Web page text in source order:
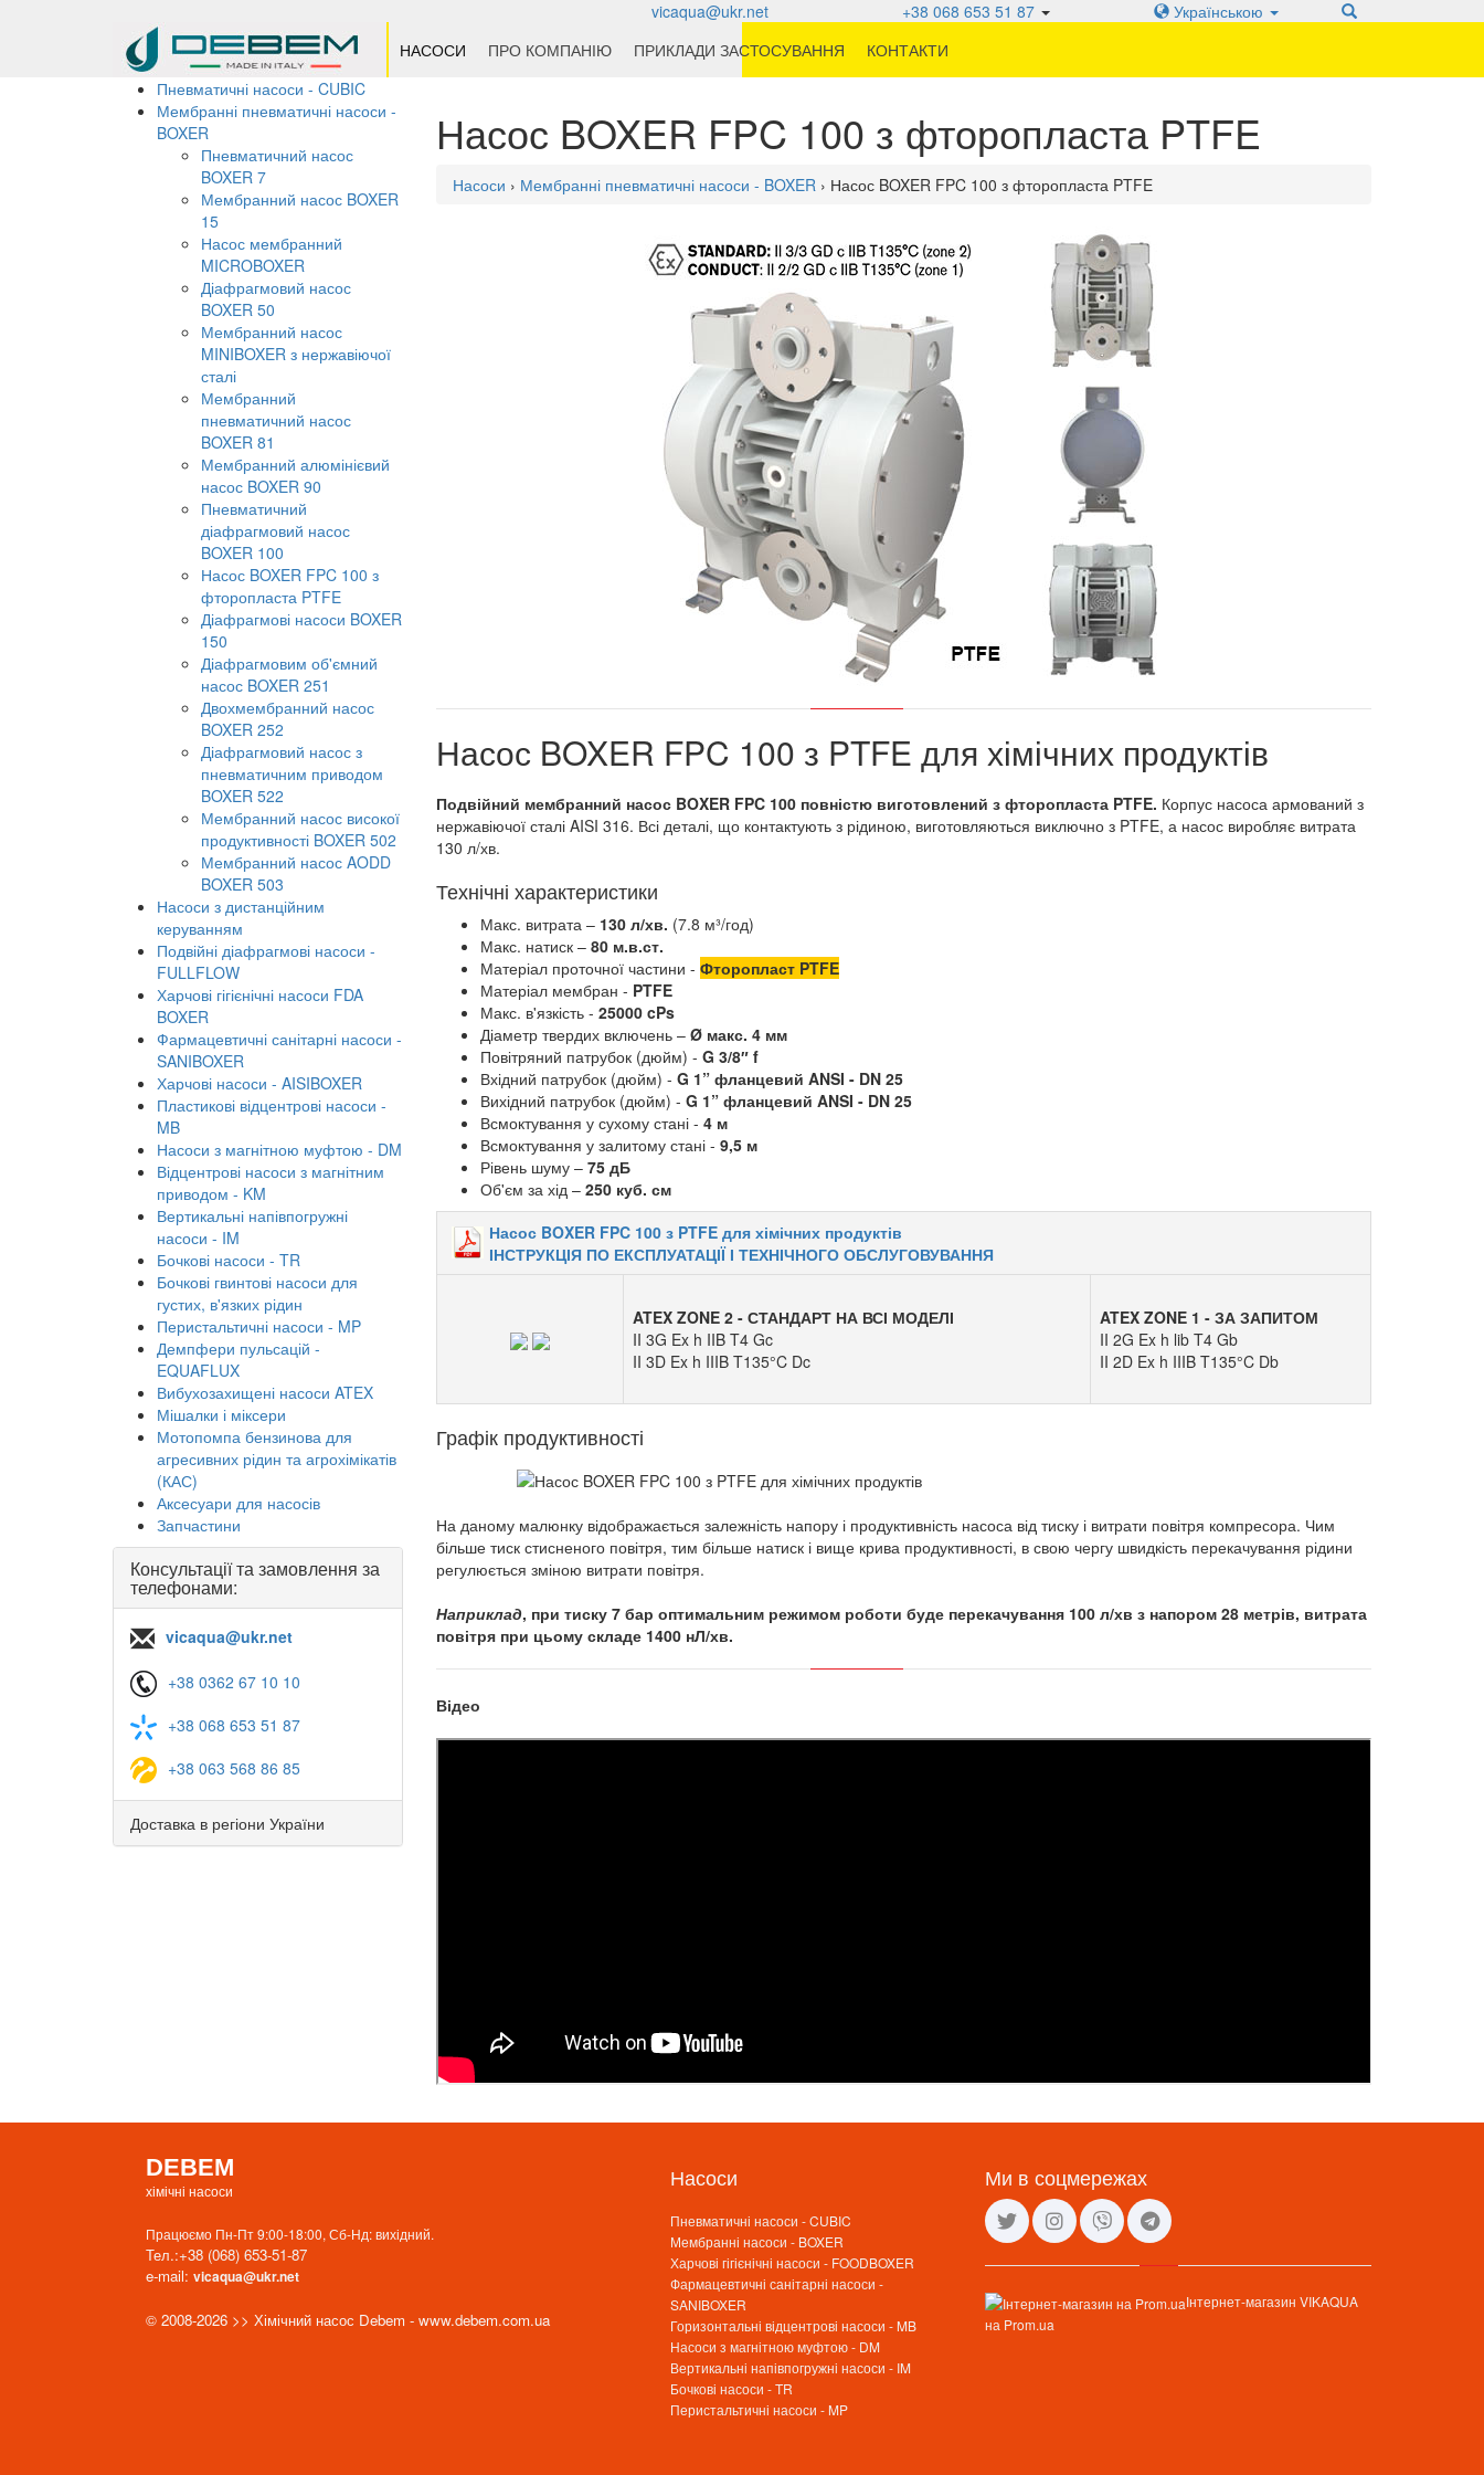
vicaqua@ukr.net +38 068 653 51 87
Українською
НАСОСИ
ПРО КОМПАНІЮ ПРИКЛАДИ ЗАСТОСУВАННЯ
КОНТАКТИ
Пневматичні насоси - CUBIC
Мембранні пневматичні насоси -
BOXER
Пневматичний насос
BOXER 7
Мембранний насос BOXER
15
Насос мембранний
MICROBOXER
Діафрагмовий насос
BOXER 50
Мембранний насос
MINIBOXER з нержавіючої
сталі
Мембранний
пневматичний насос
BOXER 81
Мембранний алюмінієвий
насос BOXER 90
Пневматичний
діафрагмовий насос
BOXER 100
Насос BOXER FPC 100 з
фторопласта PTFE
Діафрагмові насоси BOXER
150
Діафрагмовим об'ємний
насос BOXER 251
Двохмембранний насос
BOXER 252
Діафрагмовий насос з
пневматичним приводом
BOXER 522
Мембранний насос високої
продуктивності BOXER 502
Мембранний насос AODD
BOXER 503
Насоси з дистанційним
керуванням
Подвійні діафрагмові насоси -
FULLFLOW
Харчові гігієнічні насоси FDA
BOXER
Фармацевтичні санітарні насоси -
SANIBOXER
Харчові насоси - AISIBOXER
Пластикові відцентрові насоси -
MB
Насоси з магнітною муфтою - DM
Відцентрові насоси з магнітним
приводом - KM
Вертикальні напівпогружні
насоси - IM
Бочкові насоси - TR
Бочкові гвинтові насоси для
густих, в'язких рідин
Перистальтичні насоси - MP
Демпфери пульсацій -
EQUAFLUX
Вибухозахищені насоси ATEX
Мішалки і міксери
Мотопомпа бензинова для
агресивних рідин та агрохімікатів
(КАС)
Аксесуари для насосів
Запчастини
Консультації та замовлення за
телефонами:
vicaqua@ukr.net
+38 0362 67 10 10
+38 068 653 51 87
+38 063 568 86 85
Доставка в регіони України
Насос BOXER FPC 100 з фторопласта PTFE
Насоси › Мембранні пневматичні насоси - BOXER› Насос BOXER FPC 100 з фторопласта PTFE
Насос BOXER FPC 100 з PTFE для хімічних продуктів
Подвійний мембранний насос BOXER FPC 100 повністю виготовлений з фторопласта PTFE. Корпус насоса армований з
нержавіючої сталі AISI 316. Всі деталі, що контактують з рідиною, виготовляються виключно з PTFE, а насос виробляє витрата
130 л/хв.
Технічні характеристики
Макс. витрата – 130 л/хв. (7.8 м³/год)
Макс. натиск – 80 м.в.ст.
Матеріал проточної частини - Фторопласт PTFE
Матеріал мембран - PTFE
Макс. в'язкість - 25000 cPs
Діаметр твердих включень – Ø макс. 4 мм
Повітряний патрубок (дюйм) - G 3/8″ f
Вхідний патрубок (дюйм) - G 1” фланцевий ANSI - DN 25
Вихідний патрубок (дюйм) - G 1” фланцевий ANSI - DN 25
Всмоктування у сухому стані - 4 м
Всмоктування у залитому стані - 9,5 м
Рівень шуму – 75 дБ
Об'єм за хід – 250 куб. см
Насос BOXER FPC 100 з PTFE для хімічних продуктів
ІНСТРУКЦІЯ ПО ЕКСПЛУАТАЦІЇ І ТЕХНІЧНОГО ОБСЛУГОВУВАННЯ
ATEX ZONE 2 - СТАНДАРТ НА ВСІ МОДЕЛІ
II 3G Ex h IIB T4 Gc
II 3D Ex h IIIB T135°C Dc
ATEX ZONE 1 - ЗА ЗАПИТОМ
II 2G Ex h lib T4 Gb
II 2D Ex h IIIB T135°C Db
Графік продуктивності
На даному малюнку відображається залежність напору і продуктивність насоса від тиску і витрати повітря компресора. Чим
більше тиск стисненого повітря, тим більше натиск і вище крива продуктивності, в свою чергу швидкість перекачування рідини
регулюється зміною витрати повітря.
Наприклад, при тиску 7 бар оптимальним режимом роботи буде перекачування 100 л/хв з напором 28 метрів, витрата
повітря при цьому складе 1400 нЛ/хв.
Відео
DEBEM
хімічні насоси
Працюємо Пн-Пт 9:00-18:00, Сб-Нд: вихідний.
Тел.:+38 (068) 653-51-87
e-mail: vicaqua@ukr.net
© 2008-2026 >> Хімічний насос Debem - www.debem.com.ua
Насоси
Пневматичні насоси - CUBIC
Мембранні насоси - BOXER
Харчові гігієнічні насоси - FOODBOXER
Фармацевтичні санітарні насоси -
SANIBOXER
Горизонтальні відцентрові насоси - MB
Насоси з магнітною муфтою - DM
Вертикальні напівпогружні насоси - IM
Бочкові насоси - TR
Перистальтичні насоси - MP
Ми в соцмережах
Інтернет-магазин VIKAQUA
на Prom.ua